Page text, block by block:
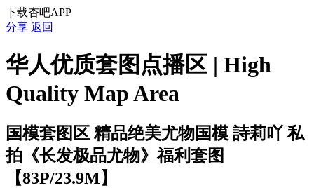
下载杏吧APP
分享 返回
华人优质套图点播区 | High
Quality Map Area
国模套图区 精品绝美尤物国模 詩莉吖 私
拍《长发极品尤物》福利套图
【83P/23.9M】